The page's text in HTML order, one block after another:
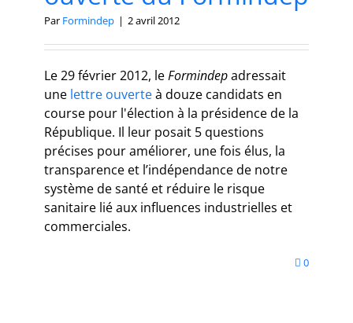
Par Formindep | 2 avril 2012
Le 29 février 2012, leFormindepadressait
une lettre ouverteà douze candidats en
course pour l'élection à la présidence de la
République. Il leur posait 5 questions
précises pour améliorer, une fois élus, la
transparence et l’indépendance de notre
système de santé et réduire le risque
sanitaire lié aux influences industrielles et
commerciales.
0